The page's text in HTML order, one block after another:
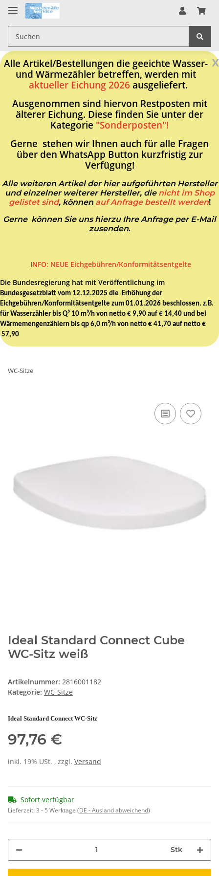
x
Alle Artikel/Bestellungen die geeichte Wasser-
und Wärmezähler betreffen, werden mit
aktueller Eichung 2026 ausgeliefert.
Ausgenommen sind hiervon Restposten mit
älterer Eichung. Diese finden Sie unter der
Kategorie "Sonderposten"!
Gerne stehen wir Ihnen auch für alle Fragen
über den WhatsApp Button kurzfristig zur
Verfügung!
Alle weiteren Artikel der hier aufgeführten Hersteller
und einzelner weiterer Hersteller, die nicht im Shop
gelistet sind, können auf Anfrage bestellt werden!
Gerne können Sie uns hierzu Ihre Anfrage per E-Mail
zusenden.
INFO: NEUE Eichgebühren/Konformitätsentgelte
Die Bundesregierung hat mit Veröffentlichung im
Bundesgesetzblatt vom 12.12.2025 die Erhöhung der
Eichgebühren/Konformitätsentgelte zum 01.01.2026 beschlossen. z.B.
für Wasserzähler bis Q³ 10 m³/h von netto € 9,90 auf € 14,40 und bei
Wärmemengenzählern bis qp 6,0 m³/h von netto € 41,70 auf netto €
57,90
WC-Sitze
Ideal Standard Connect Cube
WC-Sitz weiß
Artikelnummer: 2816001182
Kategorie: WC-Sitze
Ideal Standard Connect WC-Sitz
97,76 €
inkl. 19% USt. , zzgl. Versand
Sofort verfügbar
Lieferzeit:3 - 5 Werktage (DE - Ausland abweichend)
Stk